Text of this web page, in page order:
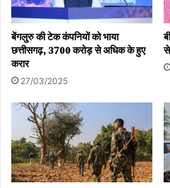
बेंगलुरु की टेक कंपनियों को भाया
छत्तीसगढ़, 3700 करोड़ से अधिक के हुए
करार
27/03/2025
से